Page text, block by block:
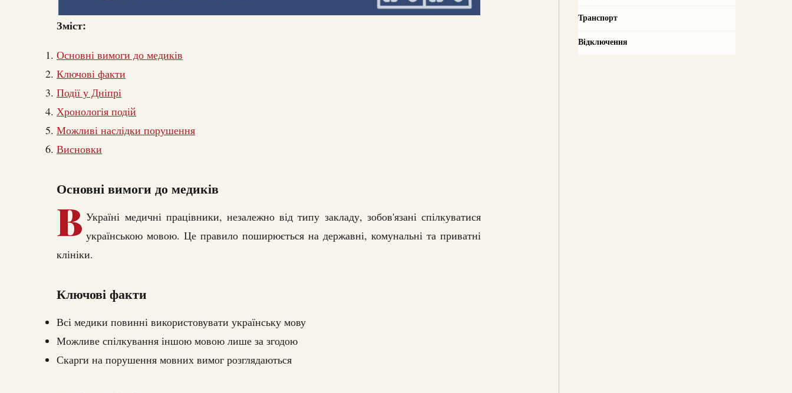
Зміст:
Основні вимоги до медиків
Ключові факти
Події у Дніпрі
Хронологія подій
Можливі наслідки порушення
Висновки
Основні вимоги до медиків
В Україні медичні працівники, незалежно від типу закладу, зобов'язані спілкуватися
українською мовою. Це правило поширюється на державні, комунальні та приватні
клініки.
Ключові факти
Всі медики повинні використовувати українську мову
Можливе спілкування іншою мовою лише за згодою
Скарги на порушення мовних вимог розглядаються
Транспорт
Відключення